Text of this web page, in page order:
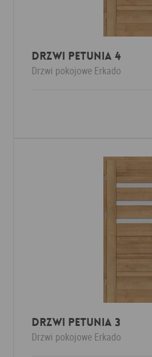
Drzwi PETUNIA 4
Drzwi pokojowe Erkado
Drzwi PETUNIA 3
Drzwi pokojowe Erkado